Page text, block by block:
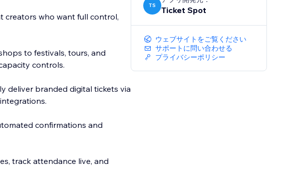
creators who want full control,
to festivals, tours, and
controls.
deliver branded digital tickets via
confirmations and
track attendance live, and
TS Ticket Spot
ウェブサイトをご覧ください
サポートに問い合わせる
プライバシーポリシー